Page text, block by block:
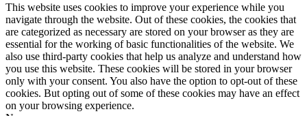
This website uses cookies to improve your experience while you
navigate through the website. Out of these cookies, the cookies that
are categorized as necessary are stored on your browser as they are
essential for the working of basic functionalities of the website. We
also use third-party cookies that help us analyze and understand how
you use this website. These cookies will be stored in your browser
only with your consent. You also have the option to opt-out of these
cookies. But opting out of some of these cookies may have an effect
on your browsing experience.